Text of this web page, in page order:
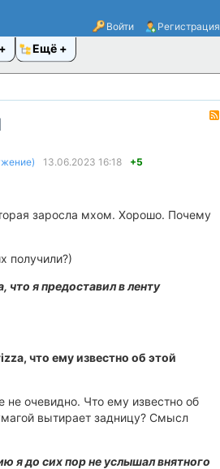
Войти Регистрация
Ещё
13.06.2023 16:18 +5
заросла мхом. Хорошо. Почему
получили?)
что я предоставил в ленту
что ему известно об этой
не очевидно. Что ему известно об
вытирает задницу? Смысл
я до сих пор не услышал внятного